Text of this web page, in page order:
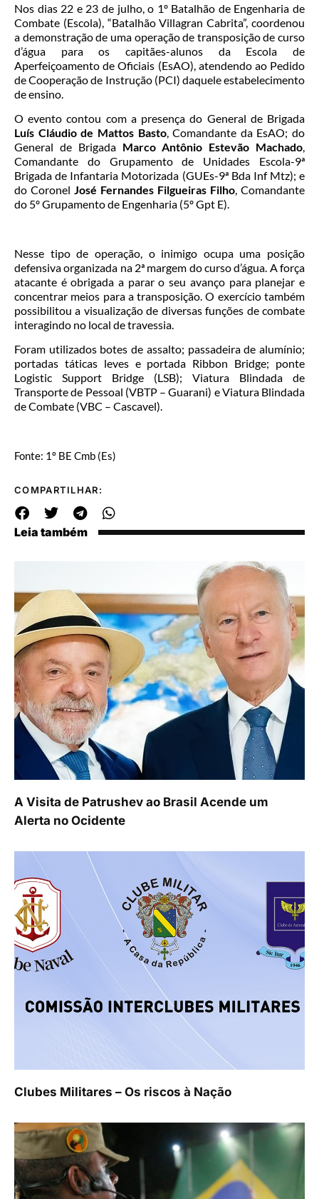
Nos dias 22 e 23 de julho, o 1º Batalhão de Engenharia de
Combate (Escola), “Batalhão Villagran Cabrita”, coordenou
a demonstração de uma operação de transposição de curso
d’água para os capitães-alunos da Escola de
Aperfeiçoamento de Oficiais (EsAO), atendendo ao Pedido
de Cooperação de Instrução (PCI) daquele estabelecimento
de ensino.
O evento contou com a presença do General de Brigada
Luís Cláudio de Mattos Basto, Comandante da EsAO; do
General de Brigada Marco Antônio Estevão Machado,
Comandante do Grupamento de Unidades Escola-9ª
Brigada de Infantaria Motorizada (GUEs-9ª Bda Inf Mtz); e
do Coronel José Fernandes Filgueiras Filho, Comandante
do 5º Grupamento de Engenharia (5º Gpt E).
Nesse tipo de operação, o inimigo ocupa uma posição
defensiva organizada na 2ª margem do curso d’água. A força
atacante é obrigada a parar o seu avanço para planejar e
concentrar meios para a transposição. O exercício também
possibilitou a visualização de diversas funções de combate
interagindo no local de travessia.
Foram utilizados botes de assalto; passadeira de alumínio;
portadas táticas leves e portada Ribbon Bridge; ponte
Logistic Support Bridge (LSB); Viatura Blindada de
Transporte de Pessoal (VBTP – Guarani) e Viatura Blindada
de Combate (VBC – Cascavel).
Fonte: 1º BE Cmb (Es)
COMPARTILHAR:
Leia também
A Visita de Patrushev ao Brasil Acende um
Alerta no Ocidente
Clubes Militares – Os riscos à Nação